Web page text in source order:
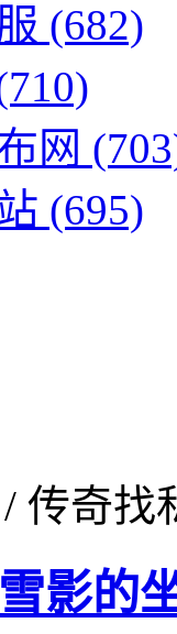
(682)
网
(695)
/ 传奇找
影的